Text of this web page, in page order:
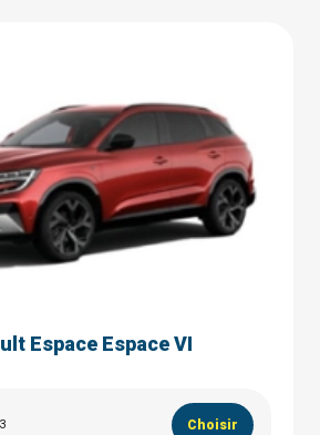
Espace Espace VI
Choisir